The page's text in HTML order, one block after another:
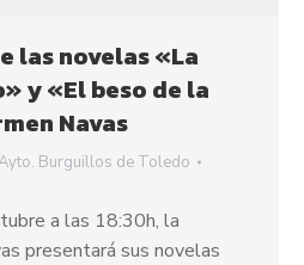
las novelas «La
y «El beso de la
Navas
Burguillos de Toledo
a las 18:30h, la
presentará sus novelas